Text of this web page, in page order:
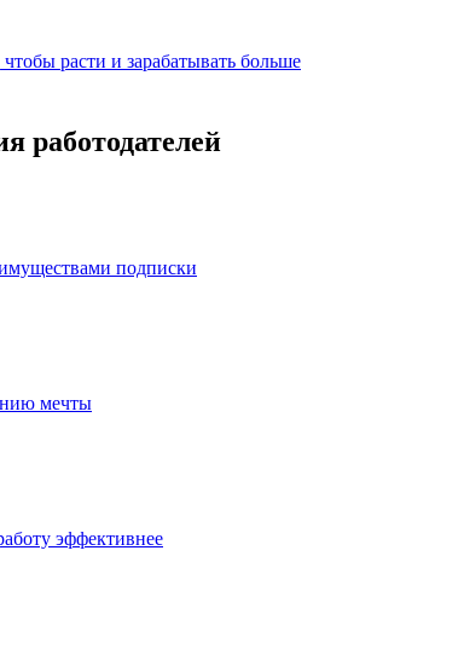
расти и зарабатывать больше
работодателей
подписки
мечты
эффективнее